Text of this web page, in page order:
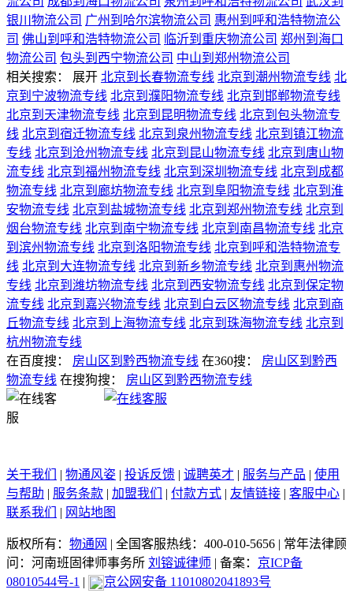
银川物流公司 广州到哈尔滨物流公司 惠州到呼和浩特物流公
司 佛山到呼和浩特物流公司 临沂到重庆物流公司 郑州到海口
物流公司 包头到西宁物流公司 中山到郑州物流公司
相关搜索： 展开 北京到长春物流专线 北京到潮州物流专线 北
京到宁波物流专线 北京到濮阳物流专线 北京到邯郸物流专线
北京到天津物流专线 北京到昆明物流专线 北京到包头物流专
线 北京到宿迁物流专线 北京到泉州物流专线 北京到镇江物流
专线 北京到沧州物流专线 北京到昆山物流专线 北京到唐山物
流专线 北京到福州物流专线 北京到深圳物流专线 北京到成都
物流专线 北京到廊坊物流专线 北京到阜阳物流专线 北京到淮
安物流专线 北京到盐城物流专线 北京到郑州物流专线 北京到
烟台物流专线 北京到南宁物流专线 北京到南昌物流专线 北京
到滨州物流专线 北京到洛阳物流专线 北京到呼和浩特物流专
线 北京到大连物流专线 北京到新乡物流专线 北京到惠州物流
专线 北京到潍坊物流专线 北京到西安物流专线 北京到保定物
流专线 北京到嘉兴物流专线 北京到白云区物流专线 北京到商
丘物流专线 北京到上海物流专线 北京到珠海物流专线 北京到
杭州物流专线
在百度搜：
房山区到黔西物流专线 在360搜：
房山区到黔西
物流专线 在搜狗搜： 房山区到黔西物流专线
关于我们 | 物通风姿 | 投诉反馈 | 诚聘英才 | 服务与产品 | 使用
与帮助 | 服务条款 | 加盟我们 | 付款方式 | 友情链接 | 客服中心 |
联系我们
| 网站地图
版权所有： 物通网 | 全国客服热线：400-010-5656 | 常年法律顾
问：河南班固律师事务所 刘镕诚律师 | 备案： 京ICP备
08010544号-1 | 京公网安备 11010802041893号